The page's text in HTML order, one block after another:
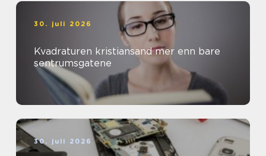
30. juli 2026
Kvadraturen kristiansand mer enn bare
sentrumsgatene
30. juli 2026